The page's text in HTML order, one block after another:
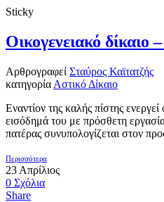
Sticky
Οικογενειακό
Αρθρογραφεί Σταύρος Καϊτατζής
κατηγορία Αστικό Δίκαιο
Εναντίον της καλής πίστης
εισόδημά του με πρόσθετη
πατέρας συνυπολογίζεται στον
Περισσότερα
23 Απρίλιος
0 Σχόλια
Share